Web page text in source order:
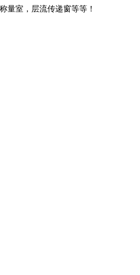
量室，层流传递窗等等！